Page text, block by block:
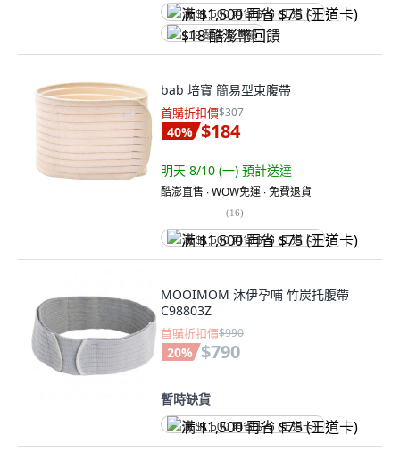
满 $1,500 再省 $75 (王道卡)
$18 酷澎幣回饋
bab 培寶 簡易型束腹帶
首購折扣價$307
40% $184
明天 8/10 (一) 預計送達
酷澎直售 ∙ WOW免運 ∙ 免費退貨
(16)
满 $1,500 再省 $75 (王道卡)
MOOIMOM 沐伊孕哺 竹炭托腹帶
C98803Z
首購折扣價$990
20% $790
暫時缺貨
满 $1,500 再省 $75 (王道卡)